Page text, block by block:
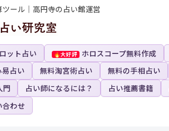
ール｜高円寺の占い館運営
ット占い ホロスコープ無料作成
占い 無料淘宮術占い 無料の手相占い
門 占い師になるには？ 占い推薦書籍
合わせ